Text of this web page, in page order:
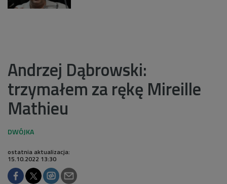
Andrzej Dąbrowski:
trzymałem za rękę Mireille
Mathieu
ostatnia aktualizacja:
15.10.2022 13:30